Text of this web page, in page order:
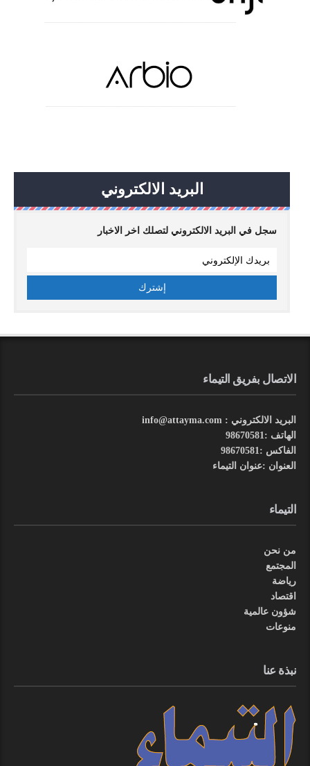
البريد الالكتروني
سجل في البريد الالكتروني لتصلك اخر الاخبار
الاتصال بفريق التيماء
البريد الالكتروني : info@attayma.com
الهاتف :98670581
الفاكس :98670581
العنوان :عنوان التيماء
التيماء
من نحن
المجتمع
رياضة
اقتصاد
شؤون عالمية
منوعات
نبذة عنا